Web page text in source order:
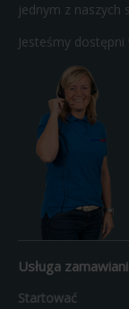
jednym z naszych
Jesteśmy
Usługa
Startować